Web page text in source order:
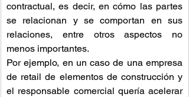
contractual, es decir, en cómo las partes
se relacionan y se comportan en sus
relaciones, entre otros aspectos no
menos importantes.
Por ejemplo, en un caso de una empresa
de retail de elementos de construcción y
el responsable comercial quería acelerar